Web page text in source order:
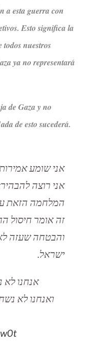
a esta guerra con
Esto significa la
todos nuestros
ya no representará
de Gaza y no
de esto sucederá.
אני שומע
אני רוצה
המלחמה הזאת
זה אומר חיסול
והבטחה שעזה
ישראל.
אנחנו לא
ואנחנו לא